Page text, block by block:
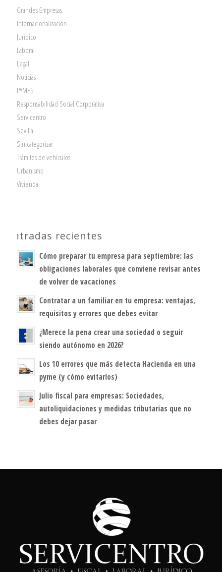
Grandes Empresas
Internacionalización
Jurídico
Laboral
Legal
Noticias
PYMES
Responsabilidad Social Corporativa
Servicentro
Sevilla
Sin categorizar
Trámites de vehículos
Urbanismo
Vivienda
Entradas recientes
Cómo preparar tu empresa para septiembre: las
obligaciones laborales que conviene revisar antes
de volver de vacaciones
Contratar a un familiar en tu empresa: ventajas,
requisitos y errores que debes evitar
¿Merece la pena crear una sociedad o seguir
siendo autónomo en 2026?
Los 10 errores que más detecta Hacienda en una
pyme (y cómo evitarlos)
Julio fiscal para empresas: Sociedades,
autoliquidaciones y medidas tributarias que no
debes dejar pasar